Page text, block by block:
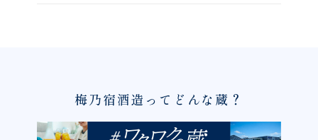
梅乃宿酒造ってどんな蔵？